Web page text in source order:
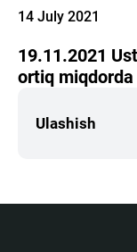
14 July 2021
19.11.2021
ortiq
Ulashish